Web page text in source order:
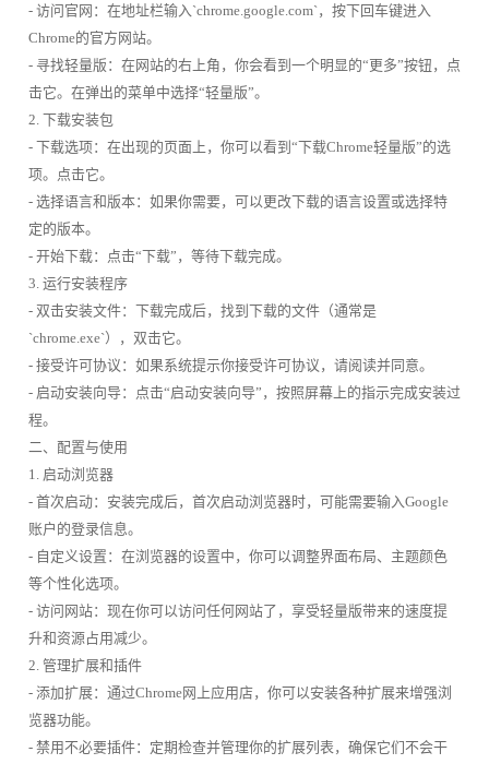
- 访问官网：在地址栏输入`chrome.google.com`，按下回车键进入
Chrome的官方网站。
- 寻找轻量版：在网站的右上角，你会看到一个明显的“更多”按钮，点
击它。在弹出的菜单中选择“轻量版”。
2. 下载安装包
- 下载选项：在出现的页面上，你可以看到“下载Chrome轻量版”的选
项。点击它。
- 选择语言和版本：如果你需要，可以更改下载的语言设置或选择特
定的版本。
- 开始下载：点击“下载”，等待下载完成。
3. 运行安装程序
- 双击安装文件：下载完成后，找到下载的文件（通常是
`chrome.exe`），双击它。
- 接受许可协议：如果系统提示你接受许可协议，请阅读并同意。
- 启动安装向导：点击“启动安装向导”，按照屏幕上的指示完成安装过
程。
二、配置与使用
1. 启动浏览器
- 首次启动：安装完成后，首次启动浏览器时，可能需要输入Google
账户的登录信息。
- 自定义设置：在浏览器的设置中，你可以调整界面布局、主题颜色
等个性化选项。
- 访问网站：现在你可以访问任何网站了，享受轻量版带来的速度提
升和资源占用减少。
2. 管理扩展和插件
- 添加扩展：通过Chrome网上应用店，你可以安装各种扩展来增强浏
览器功能。
- 禁用不必要插件：定期检查并管理你的扩展列表，确保它们不会干